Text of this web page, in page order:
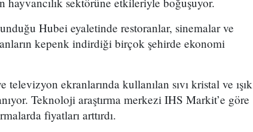
Hubei eyaletinde restoranlar, sinemalar ve
kepenk indirdiği birçok şehirde ekonomi
ekranlarında kullanılan sıvı kristal ve ışık
Teknoloji araştırma merkezi IHS Markit’e göre
fiyatları arttırdı.